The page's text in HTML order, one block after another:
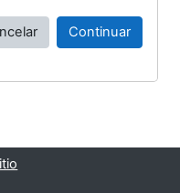
Continuar